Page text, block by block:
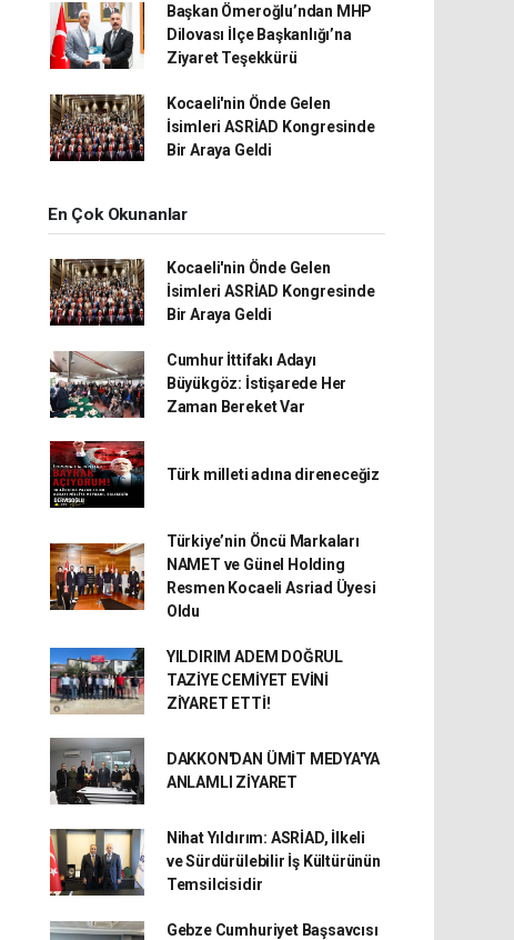
Başkan Ömeroğlu’ndan MHP
Dilovası İlçe Başkanlığı’na
Ziyaret Teşekkürü
Kocaeli'nin Önde Gelen
İsimleri ASRİAD Kongresinde
Bir Araya Geldi
En Çok Okunanlar
Kocaeli'nin Önde Gelen
İsimleri ASRİAD Kongresinde
Bir Araya Geldi
Cumhur İttifakı Adayı
Büyükgöz: İstişarede Her
Zaman Bereket Var
Türk milleti adına direneceğiz
Türkiye’nin Öncü Markaları
NAMET ve Günel Holding
Resmen Kocaeli Asriad Üyesi
Oldu
YILDIRIM ADEM DOĞRUL
TAZİYE CEMİYET EVİNİ
ZİYARET ETTİ!
DAKKON'DAN ÜMİT MEDYA'YA
ANLAMLI ZİYARET
Nihat Yıldırım: ASRİAD, İlkeli
ve Sürdürülebilir İş Kültürünün
Temsilcisidir
Gebze Cumhuriyet Başsavcısı